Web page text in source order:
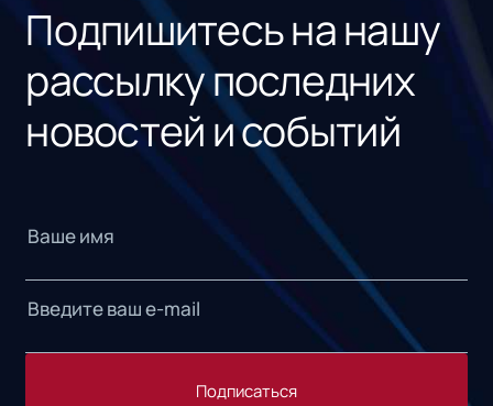
Подпишитесь на нашу
рассылку последних
новостей и событий
Подписаться